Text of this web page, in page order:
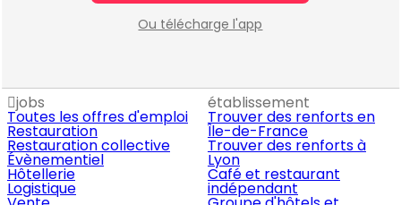
Ou télécharge l'app
jobs
Toutes les offres d'emploi
Restauration
Restauration collective
Évènementiel
Hôtellerie
Logistique
établissement
Trouver des renforts en
Île-de-France
Trouver des renforts à
Lyon
Café et restaurant
indépendant